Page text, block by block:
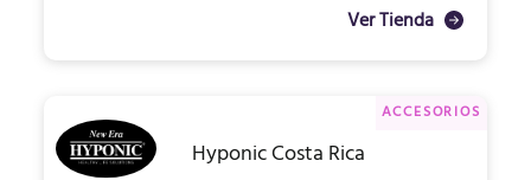
Ver Tienda
ACCESORIOS
Hyponic Costa Rica